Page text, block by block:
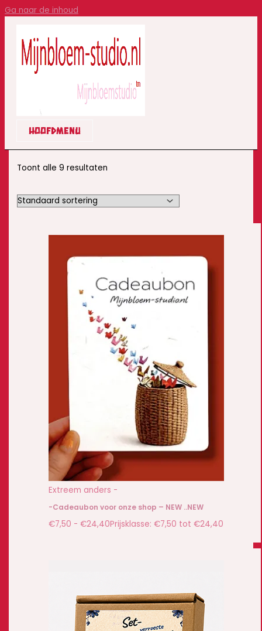
Ga naar de inhoud
HOOFDMENU
Toont alle 9 resultaten
Extreem anders -
-Cadeaubon voor onze shop – NEW ..NEW
€7,50 - €24,40Prijsklasse: €7,50 tot €24,40